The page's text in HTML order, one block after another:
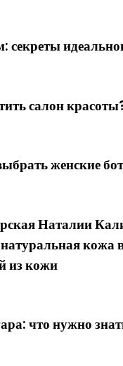
салон
женские
Наталии
кожа
из кожи
что нужно